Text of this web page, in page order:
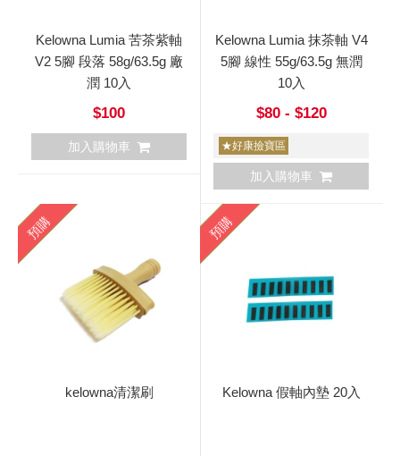
Kelowna Lumia 苦茶紫軸
V2 5腳 段落 58g/63.5g 廠
潤 10入
$100
加入購物車
Kelowna Lumia 抹茶軸 V4
5腳 線性 55g/63.5g 無潤
10入
$80 - $120
★好康撿寶區
加入購物車
預購
kelowna清潔刷
預購
Kelowna 假軸內墊 20入